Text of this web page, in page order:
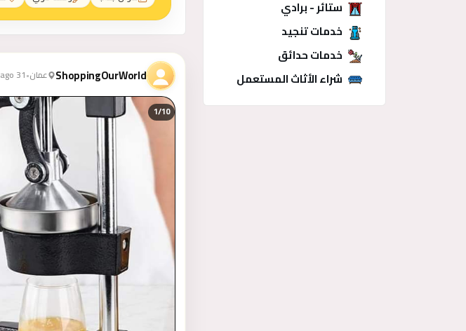
ستائر - برادي
خدمات تنجيد
خدمات حدائق
شراء الأثاث المستعمل
منشورات المنزل
ShoppingOurWorld عمان•
31 minutes ago
1/10